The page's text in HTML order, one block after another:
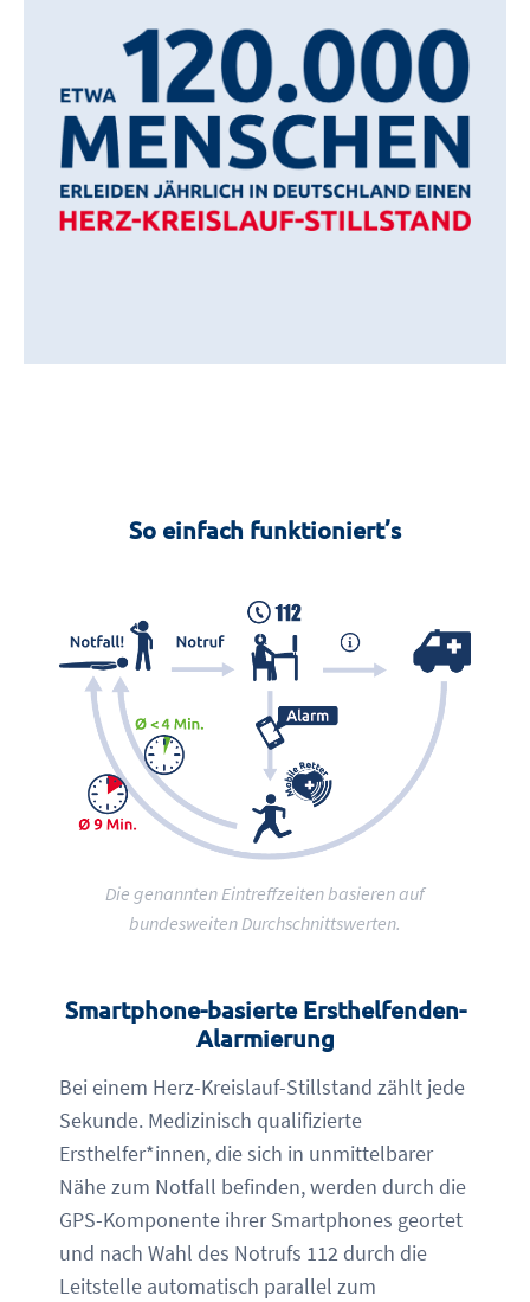
So einfach funktioniert’s
Die genannten Eintreffzeiten basieren auf
bundesweiten Durchschnittswerten.
Smartphone-basierte Ersthelfenden-
Alarmierung
Bei einem Herz-Kreislauf-Stillstand zählt jede
Sekunde. Medizinisch qualifizierte
Ersthelfer*innen, die sich in unmittelbarer
Nähe zum Notfall befinden, werden durch die
GPS-Komponente ihrer Smartphones geortet
und nach Wahl des Notrufs 112 durch die
Leitstelle automatisch parallel zum